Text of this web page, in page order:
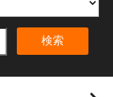
検索